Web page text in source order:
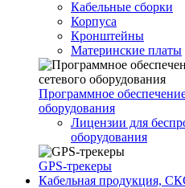
Кабельные сборки
Корпуса
Кронштейны
Материнские платы
Программное
оборудования
Лицензии для
оборудования
GPS-трекеры
Кабельная продукция,